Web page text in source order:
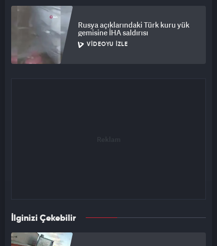
Rusya açıklarındaki Türk kuru yük
gemisine İHA saldırısı
VIDEOYU İZLE
İlginizi Çekebilir